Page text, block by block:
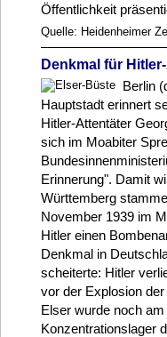
Öffentlichkeit
Quelle: Heidenheimer
Denkmal für
Berlin
Hauptstadt erinnert
Hitler-Attentäter
sich im Moabiter
Erinnerung". Damit
Württemberg
November 1939 im
Hitler einen
Denkmal in
scheiterte: Hitler
vor der Explosion
Elser wurde noch
Konzentrationslager